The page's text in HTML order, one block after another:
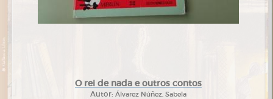
O rei de nada e outros contos
Autor: Álvarez Núñez, Sabela